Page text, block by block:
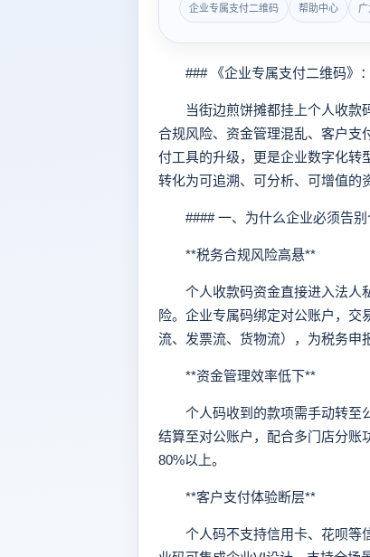
企业专属支付二维码 帮助中心
### 《企业专属支付二维码》：
当街边煎饼摊都挂上个人收款码
合规风险、资金管理混乱、客户支
付工具的升级，更是企业数字化转
转化为可追溯、可分析、可增值的
#### 一、为什么企业必须告别
**税务合规风险高悬**
个人收款码资金直接进入法人私
险。企业专属码绑定对公账户，
流、发票流、货物流），为税务申
**资金管理效率低下**
个人码收到的款项需手动转至公
结算至对公账户，配合多门店分账
80%以上。
**客户支付体验断层**
个人码不支持信用卡、花呗等信